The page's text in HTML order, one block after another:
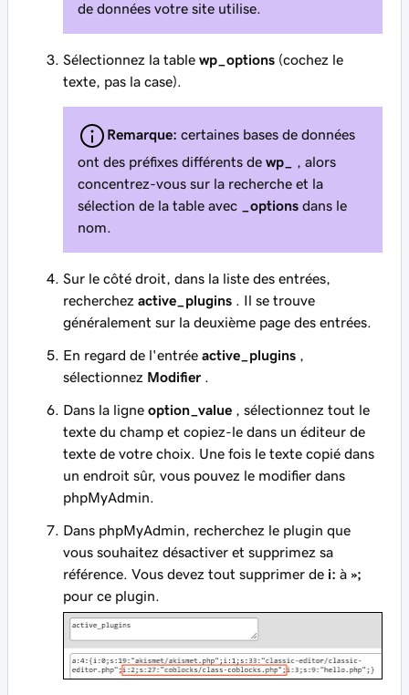
de données votre site utilise.
Sélectionnez la table wp_options (cochez le
texte, pas la case).
Remarque: certaines bases de données
ont des préfixes différents de wp_
, alors
concentrez-vous sur la recherche et la
sélection de la table avec
_options dans le
nom.
Sur le côté droit, dans la liste des entrées,
recherchez active_plugins . Il se trouve
généralement sur la deuxième page des entrées.
En regard de l'entrée active_plugins
sélectionnez Modifier
Dans la ligne option_value , sélectionnez tout le
texte du champ et copiez-le dans un éditeur de
texte de votre choix. Une fois le texte copié dans
un endroit sûr, vous pouvez le modifier dans
phpMyAdmin.
Dans phpMyAdmin, recherchez le plugin que
vous souhaitez désactiver et supprimez sa
référence. Vous devez tout supprimer de i: à »;
pour ce plugin.